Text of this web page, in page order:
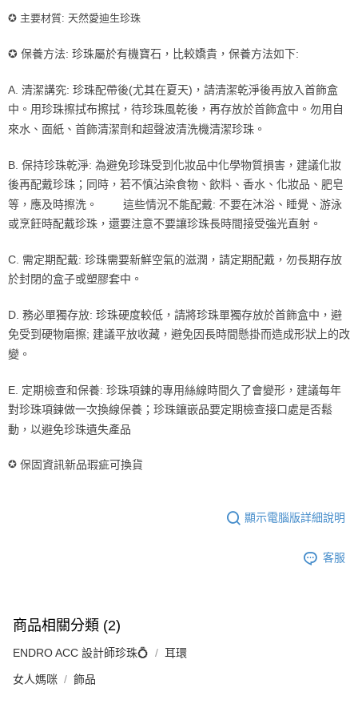
每筆NT$85，滿NT$999(含以上)免運費
宅配
每筆NT$85，滿NT$999(含以上)免運費
✪ 主要材質: 天然愛迪生珍珠
✪ 保養方法: 珍珠屬於有機寶石，比較嬌貴，保養方法如下:
A. 清潔講究: 珍珠配帶後(尤其在夏天)，請清潔乾淨後再放入首飾盒
中。用珍珠擦拭布擦拭，待珍珠風乾後，再存放於首飾盒中。勿用自
來水、面紙、首飾清潔劑和超聲波清洗機清潔珍珠。
B. 保持珍珠乾淨: 為避免珍珠受到化妝品中化學物質損害，建議化妝
後再配戴珍珠；同時，若不慎沾染食物、飲料、香水、化妝品、肥皂
等，應及時擦洗。 這些情況不能配戴: 不要在沐浴、睡覺、游泳
或烹飪時配戴珍珠，還要注意不要讓珍珠長時間接受強光直射。
C. 需定期配戴: 珍珠需要新鮮空氣的滋潤，請定期配戴，勿長期存放
於封閉的盒子或塑膠套中。
D. 務必單獨存放: 珍珠硬度較低，請將珍珠單獨存放於首飾盒中，避
免受到硬物磨擦; 建議平放收藏，避免因長時間懸掛而造成形狀上的改
變。
E. 定期檢查和保養: 珍珠項鍊的專用絲線時間久了會變形，建議每年
對珍珠項鍊做一次換線保養；珍珠鑲嵌品要定期檢查接口處是否鬆
動，以避免珍珠遺失產品
✪ 保固資訊新品瑕疵可換貨
顯示電腦版詳細說明
客服
商品相關分類 (2)
ENDRO ACC 設計師珍珠💍 耳環
女人媽咪 飾品